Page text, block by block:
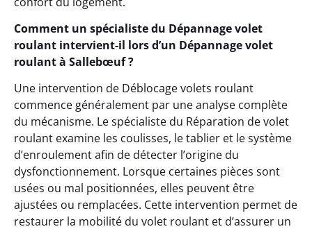
Comment un spécialiste du Dépannage volet
roulant intervient-il lors d’un Dépannage volet
roulant à Sallebœuf ?
Une intervention de Déblocage volets roulant
commence généralement par une analyse complète
du mécanisme. Le spécialiste du Réparation de volet
roulant examine les coulisses, le tablier et le système
d’enroulement afin de détecter l’origine du
dysfonctionnement. Lorsque certaines pièces sont
usées ou mal positionnées, elles peuvent être
ajustées ou remplacées. Cette intervention permet de
restaurer la mobilité du volet roulant et d’assurer un